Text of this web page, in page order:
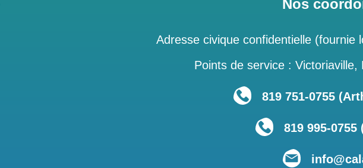
Nos
Adresse civique confidentielle (fournie
Points de service : Victoriaville,
819 751‑0755
819 995-0755